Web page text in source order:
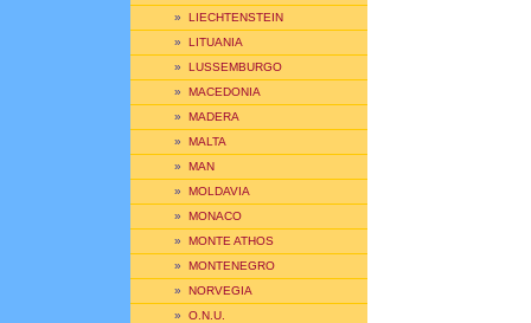
» LIECHTENSTEIN
» LITUANIA
» LUSSEMBURGO
» MACEDONIA
» MADERA
» MALTA
» MAN
» MOLDAVIA
» MONACO
» MONTE ATHOS
» MONTENEGRO
» NORVEGIA
» O.N.U.